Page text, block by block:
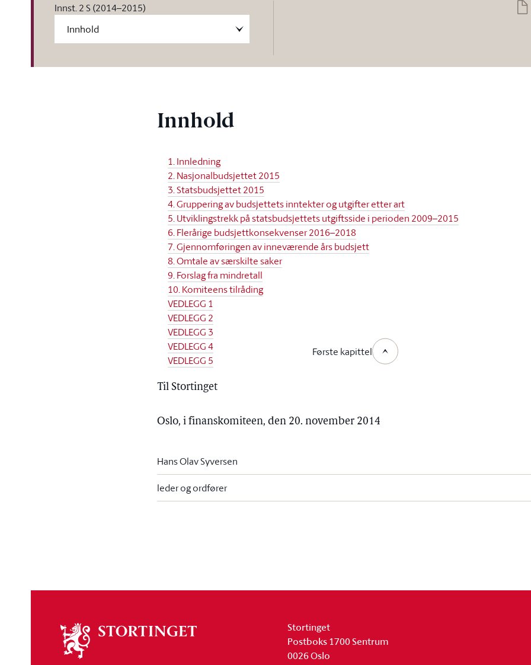
Innst. 2 S (2014–2015)
Innhold
1. Innledning
2. Nasjonalbudsjettet 2015
3. Statsbudsjettet 2015
4. Gruppering av budsjettets inntekter og utgifter etter art
5. Utviklingstrekk på statsbudsjettets utgiftsside i perioden 2009–2015
6. Flerårige budsjettkonsekvenser 2016–2018
7. Gjennomføringen av inneværende års budsjett
8. Omtale av særskilte saker
9. Forslag fra mindretall
10. Komiteens tilråding
VEDLEGG 1
VEDLEGG 2
VEDLEGG 3
VEDLEGG 4
VEDLEGG 5
Til Stortinget
Oslo, i finanskomiteen, den 20. november 2014
Hans Olav Syversen
leder og ordfører
Første kapittel
stortinget
Stortinget
Postboks 1700 Sentrum
0026 Oslo